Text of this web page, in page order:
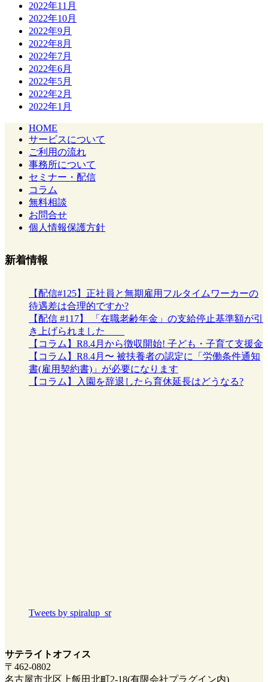
2022年11月
2022年10月
2022年9月
2022年8月
2022年7月
2022年6月
2022年5月
2022年2月
2022年1月
HOME
サービスについて
ご利用の流れ
事務所について
セミナー・配信
コラム
無料相談
お問合せ
個人情報保護方針
新着情報
【配信#125】正社員と無期雇用フルタイムワーカーの
待遇差は合理的ですか?
【配信 #117】 「在職老齢年金」の支給停止基準額が引
き上げられました
【コラム】R8.4月から徴収開始! 子ども・子育て支援金
【コラム】R8.4月〜 被扶養者の認定に「労働条件通知
書(雇用契約書)」が必要になります
【コラム】入園を辞退したら育休延長はどうなる?
Tweets by spiralup_sr
サテライトオフィス
〒462-0802
名古屋市北区上飯田北町2-18(有限会社プラグイン内)